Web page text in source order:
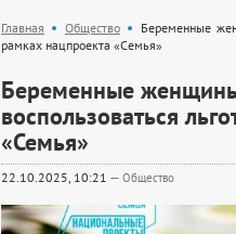
Главная Общество
Беременные
рамках нацпроекта «Семья»
Беременные
воспользоваться
«Семья»
22.10.2025, 10:21 — Общество